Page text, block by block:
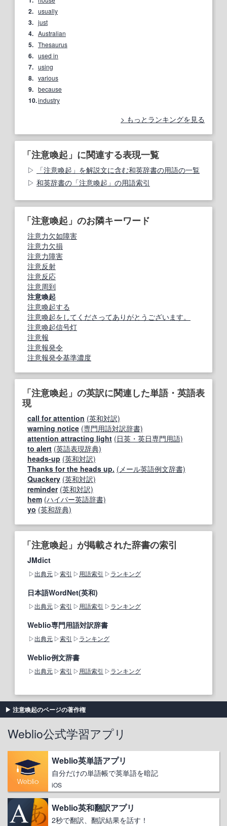
2. usually
3. just
4. Australian
5. Thesaurus
6. used in
7. using
8. various
9. because
10.industry
もっとランキングを見る
「注意喚起」に関連する表現一覧
「注意喚起」を解説文に含む和英辞書の用語の一覧
和英辞書の「注意喚起」の用語索引
「注意喚起」のお隣キーワード
注意力欠如障害
注意力欠損
注意力障害
注意反射
注意反応
注意周到
注意喚起
注意喚起する
注意喚起をしてくださってありがとうございます。
注意喚起信号灯
注意報
注意報発令
注意報発令基準濃度
「注意喚起」の英訳に関連した単語・英語表
現
call for attention (英和対訳)
warning notice (専門用語対訳辞書)
attention attracting light (日英・英日専門用語)
to alert (英語表現辞典)
heads-up (英和対訳)
Thanks for the heads up. (メール英語例文辞書)
Quackery (英和対訳)
reminder (英和対訳)
hem (ハイパー英語辞書)
yo (英和辞典)
「注意喚起」が掲載された辞書の索引
JMdict
出典元 索引 用語索引 ランキング
日本語WordNet(英和)
出典元 索引 用語索引 ランキング
Weblio専門用語対訳辞書
出典元 索引 ランキング
Weblio例文辞書
出典元 索引 用語索引 ランキング
注意喚起のページの著作権
Weblio公式学習アプリ
Weblio英単語アプリ
自分だけの単語帳で英単語を暗記
iOS
Weblio英和翻訳アプリ
2秒で翻訳、翻訳結果を話す！